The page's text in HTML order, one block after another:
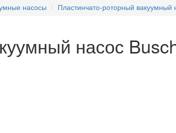
насосы Пластинчато-роторный вакуумный
насос